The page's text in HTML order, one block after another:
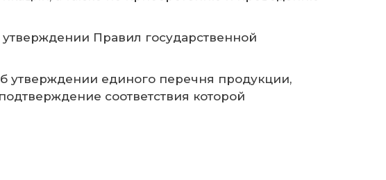
утверждении Правил государственной
утверждении единого перечня продукции,
соответствия которой